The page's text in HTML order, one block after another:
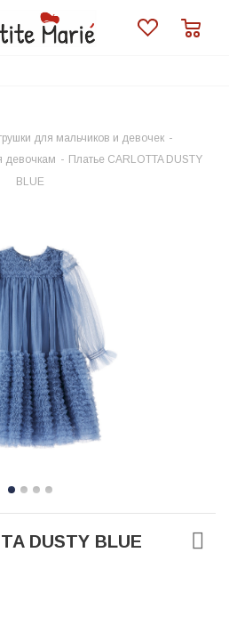
для мальчиков и девочек -
девочкам - Платье CARLOTTA DUSTY
BLUE
DUSTY BLUE